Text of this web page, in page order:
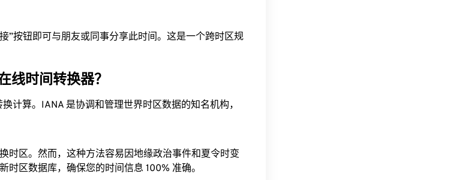
”按钮即可与朋友或同事分享此时间。这是一个跨时区规
线时间转换器？
计算。IANA 是协调和管理世界时区数据的知名机构，
时区。然而，这种方法容易因地缘政治事件和夏令时变
区数据库，确保您的时间信息 100% 准确。